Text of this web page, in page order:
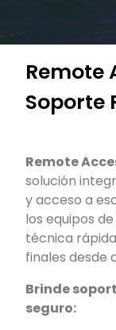
Remote
Soporte
Remote
solución
y acceso a
los equipos
técnica
finales desde
Brinde
seguro: